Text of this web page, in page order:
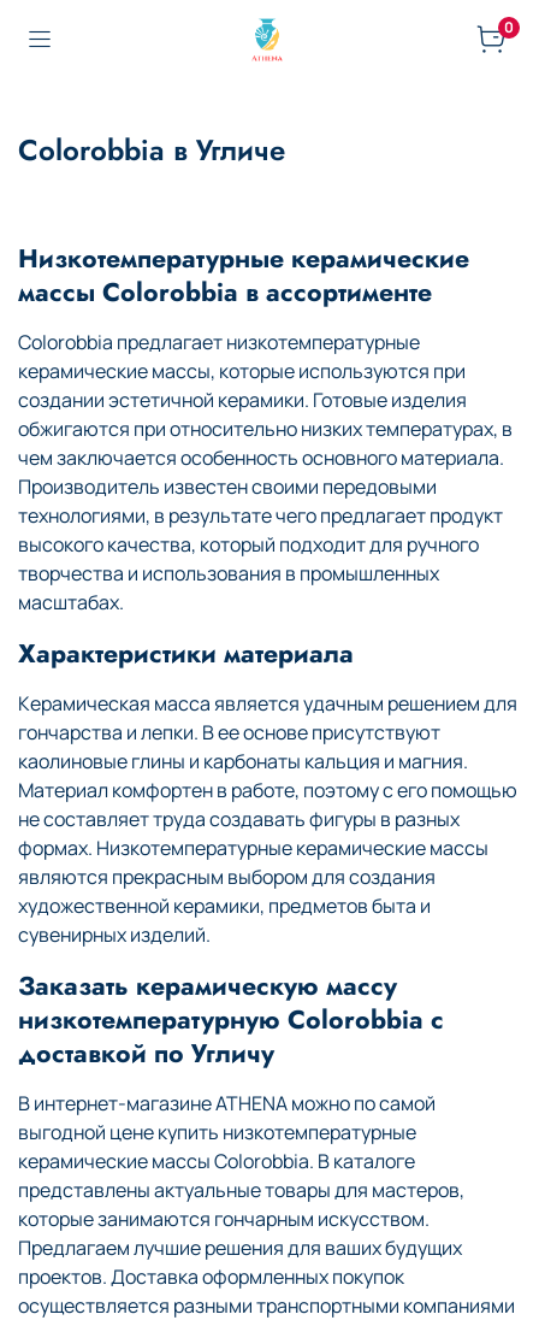
0
Colorobbia в Угличе
Низкотемпературные керамические
массы Colorobbia в ассортименте
Colorobbia предлагает низкотемпературные
керамические массы, которые используются при
создании эстетичной керамики. Готовые изделия
обжигаются при относительно низких температурах, в
чем заключается особенность основного материала.
Производитель известен своими передовыми
технологиями, в результате чего предлагает продукт
высокого качества, который подходит для ручного
творчества и использования в промышленных
масштабах.
Характеристики материала
Керамическая масса является удачным решением для
гончарства и лепки. В ее основе присутствуют
каолиновые глины и карбонаты кальция и магния.
Материал комфортен в работе, поэтому с его помощью
не составляет труда создавать фигуры в разных
формах. Низкотемпературные керамические массы
являются прекрасным выбором для создания
художественной керамики, предметов быта и
сувенирных изделий.
Заказать керамическую массу
низкотемпературную Colorobbia с
доставкой по Угличу
В интернет-магазине ATHENA можно по самой
выгодной цене купить низкотемпературные
керамические массы Colorobbia. В каталоге
представлены актуальные товары для мастеров,
которые занимаются гончарным искусством.
Предлагаем лучшие решения для ваших будущих
проектов. Доставка оформленных покупок
осуществляется разными транспортными компаниями